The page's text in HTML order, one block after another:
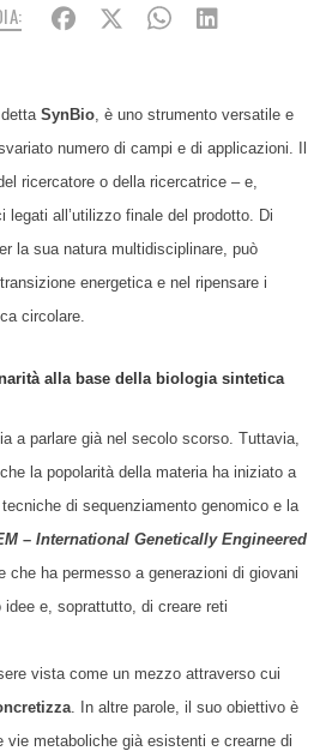
SynBio , è uno strumento versatile e
numero di campi e di applicazioni. Il
ricercatore o della ricercatrice – e,
all’utilizzo finale del prodotto. Di
la sua natura multidisciplinare, può
energetica e nel ripensare i
circolare.
alla base della biologia sintetica
a parlare già nel secolo scorso. Tuttavia,
la popolarità della materia ha iniziato a
di sequenziamento genomico e la
– International Genetically Engineered
che ha permesso a generazioni di giovani
e, soprattutto, di creare reti
vista come un mezzo attraverso cui
. In altre parole, il suo obiettivo è
vie metaboliche già esistenti e crearne di